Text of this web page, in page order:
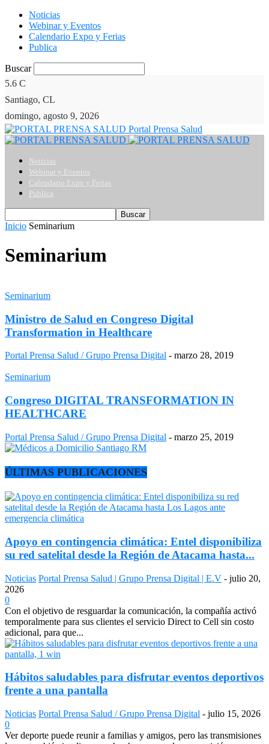
Noticias
Webinar y Eventos
Calendario Expo y Ferias
Publica
Buscar
5.6 C
Santiago, CL
domingo, agosto 9, 2026
Portal Prensa Salud
Noticias
Webinar y Eventos
Calendario Expo y Ferias
Publica
Inicio Seminarium
Seminarium
Seminarium
Ministro de Salud en Congreso Digital
Transformation in Healthcare
Portal Prensa Salud / Grupo Prensa Digital - marzo 28, 2019
Seminarium
Congreso DIGITAL TRANSFORMATION IN
HEALTHCARE
Portal Prensa Salud / Grupo Prensa Digital - marzo 25, 2019
ÚLTIMAS PUBLICACIONES
Apoyo en contingencia climática: Entel disponibiliza
su red satelital desde la Región de Atacama hasta...
Noticias Portal Prensa Salud | Grupo Prensa Digital | E.V - julio 20,
2026
0
Con el objetivo de resguardar la comunicación, la compañía activó
temporalmente para sus clientes el servicio Direct to Cell sin costo
adicional, para que...
Hábitos saludables para disfrutar eventos deportivos
frente a una pantalla
Noticias Portal Prensa Salud / Grupo Prensa Digital - julio 15, 2026
0
Ver deporte puede reunir a familias y amigos, pero las transmisiones